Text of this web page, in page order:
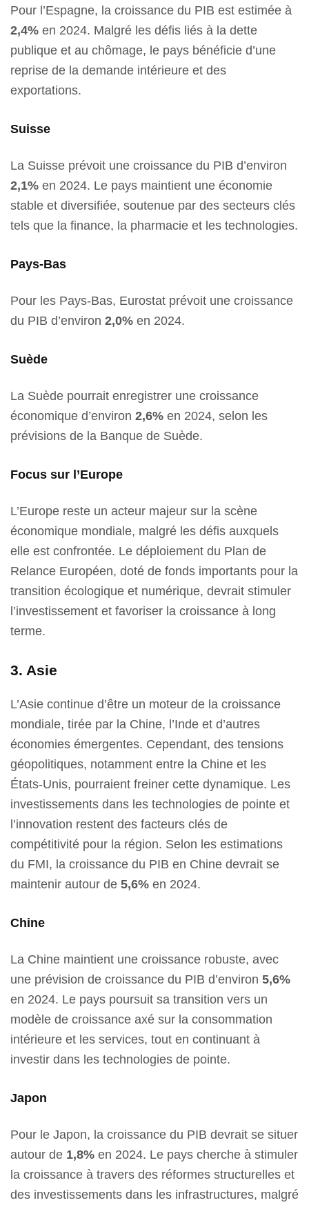
Pour l’Espagne, la croissance du PIB est estimée à
2,4% en 2024. Malgré les défis liés à la dette
publique et au chômage, le pays bénéficie d’une
reprise de la demande intérieure et des
exportations.
Suisse
La Suisse prévoit une croissance du PIB d’environ
2,1% en 2024. Le pays maintient une économie
stable et diversifiée, soutenue par des secteurs clés
tels que la finance, la pharmacie et les technologies.
Pays-Bas
Pour les Pays-Bas, Eurostat prévoit une croissance
du PIB d’environ 2,0% en 2024.
Suède
La Suède pourrait enregistrer une croissance
économique d’environ 2,6% en 2024, selon les
prévisions de la Banque de Suède.
Focus sur l’Europe
L’Europe reste un acteur majeur sur la scène
économique mondiale, malgré les défis auxquels
elle est confrontée. Le déploiement du Plan de
Relance Européen, doté de fonds importants pour la
transition écologique et numérique, devrait stimuler
l’investissement et favoriser la croissance à long
terme.
3. Asie
L’Asie continue d’être un moteur de la croissance
mondiale, tirée par la Chine, l’Inde et d’autres
économies émergentes. Cependant, des tensions
géopolitiques, notamment entre la Chine et les
États-Unis, pourraient freiner cette dynamique. Les
investissements dans les technologies de pointe et
l’innovation restent des facteurs clés de
compétitivité pour la région. Selon les estimations
du FMI, la croissance du PIB en Chine devrait se
maintenir autour de 5,6% en 2024.
Chine
La Chine maintient une croissance robuste, avec
une prévision de croissance du PIB d’environ 5,6%
en 2024. Le pays poursuit sa transition vers un
modèle de croissance axé sur la consommation
intérieure et les services, tout en continuant à
investir dans les technologies de pointe.
Japon
Pour le Japon, la croissance du PIB devrait se situer
autour de 1,8% en 2024. Le pays cherche à stimuler
la croissance à travers des réformes structurelles et
des investissements dans les infrastructures, malgré